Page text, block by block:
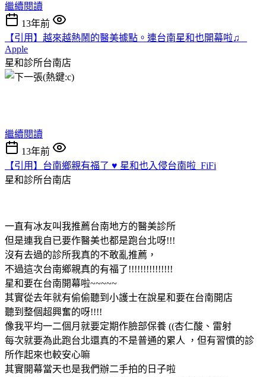
繼續閱讀
13年前
【引用】越來越熱鬧的醫美據點。連台南星和也開幕啦♫ _
Apple
星和診所台南店
繼續閱讀
13年前
【引用】台南鄉親有福了 ♥ 星和也入侵台南啦_FiFi
星和診所台南店
一直有冰友叫我推薦台南地方的醫美診所
但是連我自已要作醫美也都是跑台北呀!!!
沒有去過的診所我真的不敢亂推薦，
不過這次台南鄉親真的有福了!!!!!!!!!!!!!!!
星和要在台南開幕啦~~~~~
其實從去年就有偷偷聽到小護士在說星和要在台南開店
聽到整個超興奮的呀!!!!
像我平均一二個月就要定期作臉部保養 ((杏仁酸、雷射
每次就要為此跑台北還真的不是普通的累人 ，但有習慣的診
所作起來也較安心嘛
其實開幕當天也是我們辦二手拍的日子啦